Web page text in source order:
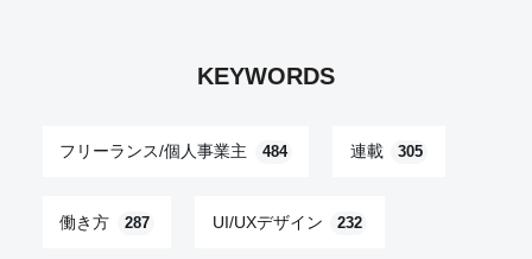
KEYWORDS
フリーランス/個人事業主 484 連載 305
働き方 287 UI/UXデザイン 232